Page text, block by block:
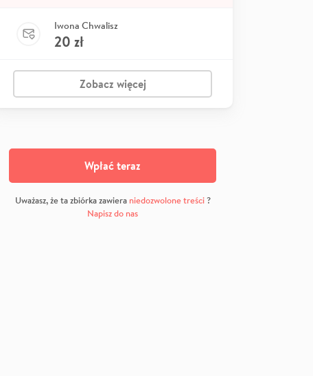
Iwona Chwalisz
20 zł
Zobacz więcej
Wpłać teraz
Uważasz, że ta zbiórka zawiera niedozwolone treści?
Napisz do nas